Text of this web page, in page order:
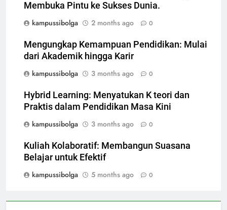
Membuka Pintu ke Sukses Dunia.
kampussibolga
2 months ago 0
Mengungkap Kemampuan Pendidikan: Mulai
dari Akademik hingga Karir
kampussibolga
3 months ago 0
Hybrid Learning: Menyatukan K teori dan
Praktis dalam Pendidikan Masa Kini
kampussibolga
3 months ago 0
Kuliah Kolaboratif: Membangun Suasana
Belajar untuk Efektif
kampussibolga
5 months ago 0